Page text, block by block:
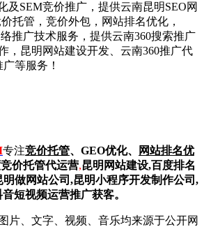
及SEM竞价推广，提供云南昆明SEO网
托管，竞价外包，网站排名优化，
推广技术服务，提供云南360搜索推广
，昆明网站建设开发、云南360推广代
等服务！
专注竞价托管、GEO优化、
网站排名优
竞价托管代运营,昆明网站建设,百度排名
明做网站公司,昆明小程序开发制作公司,
短视频运营推广获客。
片、文字、视频、音乐均来源于公开网